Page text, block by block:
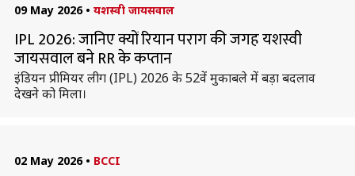
09 May 2026 • यशस्वी जायसवाल
IPL 2026: जानिए क्यों रियान पराग की जगह यशस्वी
जायसवाल बने RR के कप्तान
इंडियन प्रीमियर लीग (IPL) 2026 के 52वें मुकाबले में बड़ा बदलाव
देखने को मिला।
02 May 2026 • BCCI